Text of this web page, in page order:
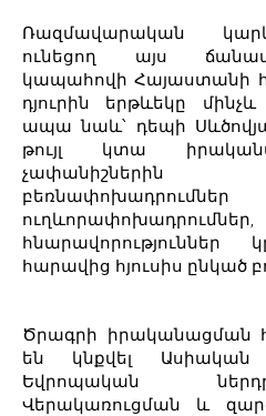
Ռազմավարական
ունեցող այս
կապահովի Հայաստանի
դյուրին երթևեկը
ապա նաև՝ դեպի
թույլ կտա
չափանիշներին
հնարավորություններ
հարավից հյուսիս ընկած
Ծրագրի իրականացման
են կնքվել
Եվրոպական
Վերակառուցման և